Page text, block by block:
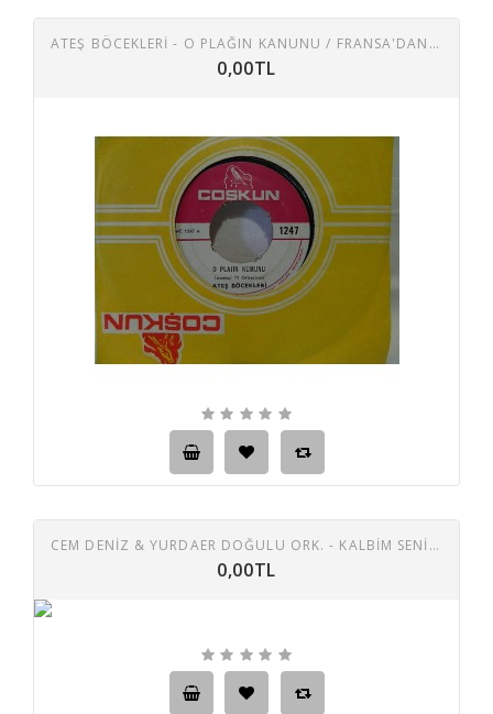
ATEŞ BÖCEKLERİ - O PLAĞIN KANUNU / FRANSA'DAN GELDI UMACI O PLAJIN KUMUNU ONU YEDI CEMAL KAMACI( İSTANBUL 71 ORKESTRASI )
0,00TL
CEM DENİZ & YURDAER DOĞULU ORK. - KALBIM SENINDIR / EŞREFIM NENNI
0,00TL